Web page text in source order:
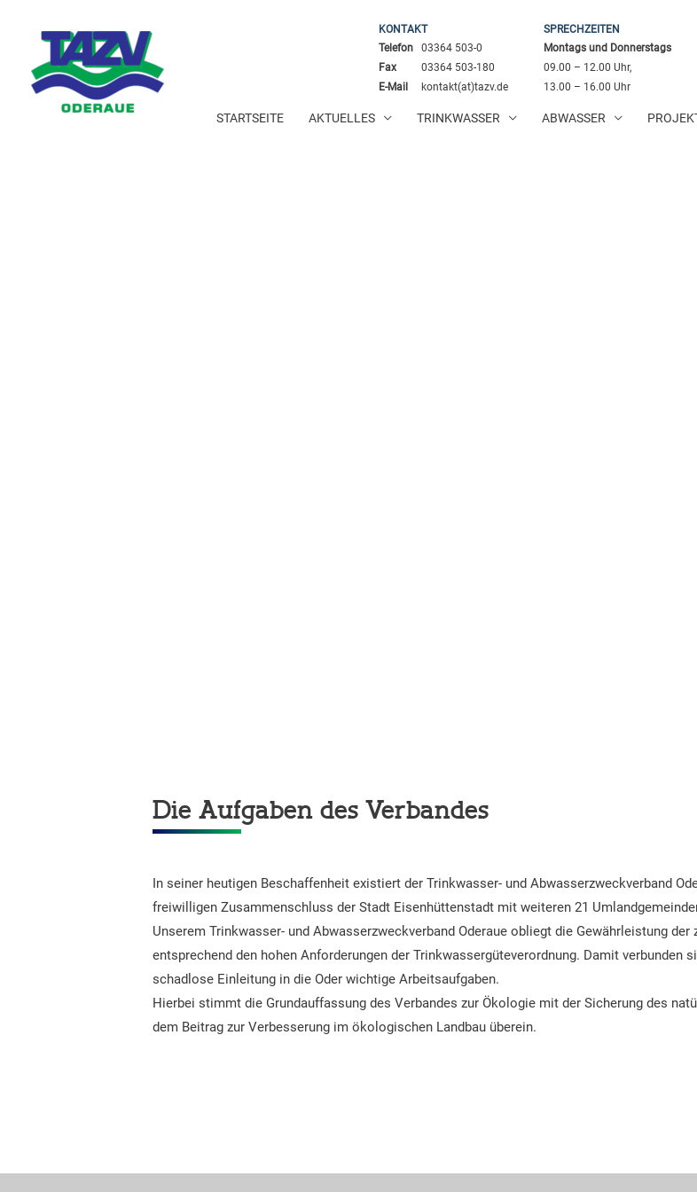
KONTAKT
Telefon
Fax
E-Mail
03364 503-0
03364 503-180
kontakt(at)tazv.de
SPRECHZEITEN
Montags und Donnerstags
09.00 – 12.00 Uhr,
13.00 – 16.00 Uhr
STARTSEITE AKTUELLES TRINKWASSER ABWASSER
Die Aufgaben des Verbandes
In seiner heutigen Beschaffenheit existiert der Trinkwasser- und Abwasserzweckverband
freiwilligen Zusammenschluss der Stadt Eisenhüttenstadt mit weiteren 21
Unserem Trinkwasser- und Abwasserzweckverband Oderaue obliegt die Gewährleistung
entsprechend den hohen Anforderungen der Trinkwassergüteverordnung. Damit verbunden
schadlose Einleitung in die Oder wichtige Arbeitsaufgaben.
Hierbei stimmt die Grundauffassung des Verbandes zur Ökologie mit der Sicherung des
dem Beitrag zur Verbesserung im ökologischen Landbau überein.